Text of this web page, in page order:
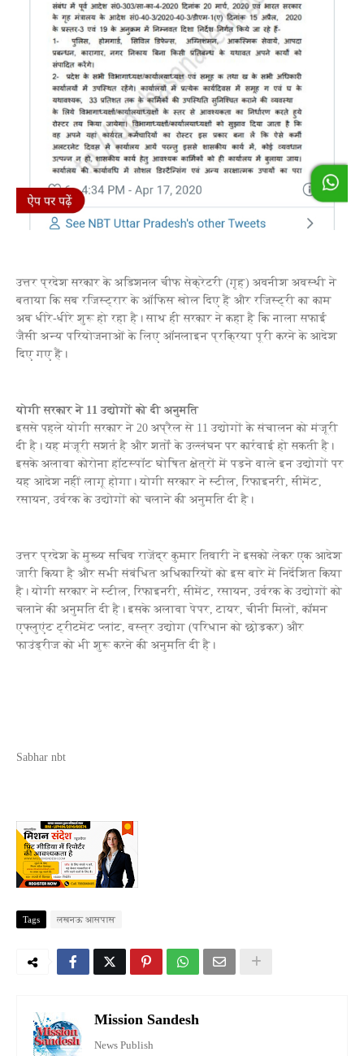
उत्तर प्रदेश सरकार के अडिशनल चीफ सेक्रेटरी (गृह) अवनीश अवस्थी ने
बताया कि सब रजिस्ट्रार के ऑफिस खोल दिए हैं और रजिस्ट्री का काम
अब धीरे-धीरे शुरू हो रहा है। साथ ही सरकार ने कहा है कि नाला सफाई
जैसी अन्य परियोजनाओं के लिए ऑनलाइन प्रक्रिया पूरी करने के आदेश
दिए गए हैं।
योगी सरकार ने 11 उद्योगों को दी अनुमति
इससे पहले योगी सरकार ने 20 अप्रैल से 11 उद्योगों के संचालन को मंजूरी
दी है। यह मंजूरी सशर्त है और शर्तों के उल्लंघन पर कार्रवाई हो सकती है।
इसके अलावा कोरोना हॉटस्पॉट घोषित क्षेत्रों में पड़ने वाले इन उद्योगों पर
यह आदेश नहीं लागू होगा। योगी सरकार ने स्टील, रिफाइनरी, सीमेंट,
रसायन, उर्वरक के उद्योगों को चलाने की अनुमति दी है।
उत्तर प्रदेश के मुख्य सचिव राजेंद्र कुमार तिवारी ने इसको लेकर एक आदेश
जारी किया है और सभी संबंधित अधिकारियों को इस बारे में निर्देशित किया
है। योगी सरकार ने स्टील, रिफाइनरी, सीमेंट, रसायन, उर्वरक के उद्योगों को
चलाने की अनुमति दी है। इसके अलावा पेपर, टायर, चीनी मिलों, कॉमन
एफ्लुएंट ट्रीटमेंट प्लांट, वस्त्र उद्योग (परिधान को छोड़कर) और
फाउंड्रीज को भी शुरू करने की अनुमति दी है।
Sabhar nbt
Tags लखनऊ आसपास
Mission Sandesh
News Publish